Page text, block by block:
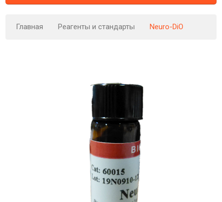
Главная Реагенты и стандарты Neuro-DiO